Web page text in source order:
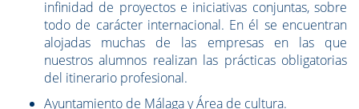
infinidad de proyectos e iniciativas conjuntas, sobre
todo de carácter internacional. En él se encuentran
alojadas muchas de las empresas en las que
nuestros alumnos realizan las prácticas obligatorias
del itinerario profesional.
Ayuntamiento de Málaga y Área de cultura.